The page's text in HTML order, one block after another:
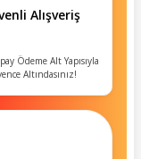
Alışveriş
Ödeme Alt Yapısıyla
Altındasınız!